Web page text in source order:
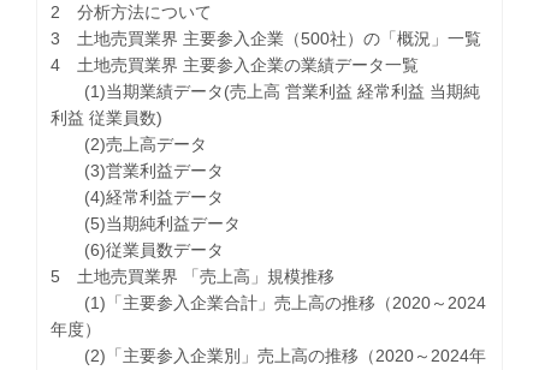
2 分析方法について
3 土地売買業界 主要参入企業（500社）の「概況」一覧
4 土地売買業界 主要参入企業の業績データ一覧
(1)当期業績データ(売上高 営業利益 経常利益 当期純
利益 従業員数)
(2)売上高データ
(3)営業利益データ
(4)経常利益データ
(5)当期純利益データ
(6)従業員数データ
5 土地売買業界 「売上高」規模推移
(1)「主要参入企業合計」売上高の推移（2020～2024
年度）
(2)「主要参入企業別」売上高の推移（2020～2024年